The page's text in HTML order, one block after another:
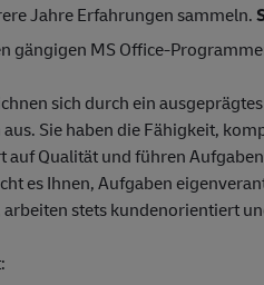
Jahre Erfahrungen sammeln.
gängigen MS Office-
sich durch ein
Sie haben die Fähigkeit,
auf Qualität und führen
es Ihnen, Aufgaben
arbeiten stets kundenorientiert